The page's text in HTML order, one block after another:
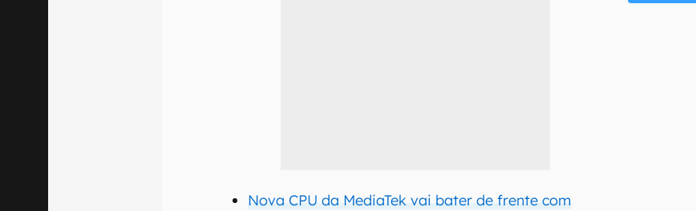
Nova CPU da MediaTek vai bater de frente com